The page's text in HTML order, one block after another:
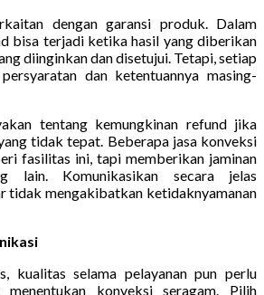
dengan garansi produk. Dalam
bisa terjadi ketika hasil yang diberikan
diinginkan dan disetujui. Tetapi, setiap
dan ketentuannya masing-
tentang kemungkinan refund jika
tidak tepat. Beberapa jasa konveksi
fasilitas ini, tapi memberikan jaminan
lain. Komunikasikan secara jelas
tidak mengakibatkan ketidaknyamanan
kualitas selama pelayanan pun perlu
konveksi seragam. Pilih